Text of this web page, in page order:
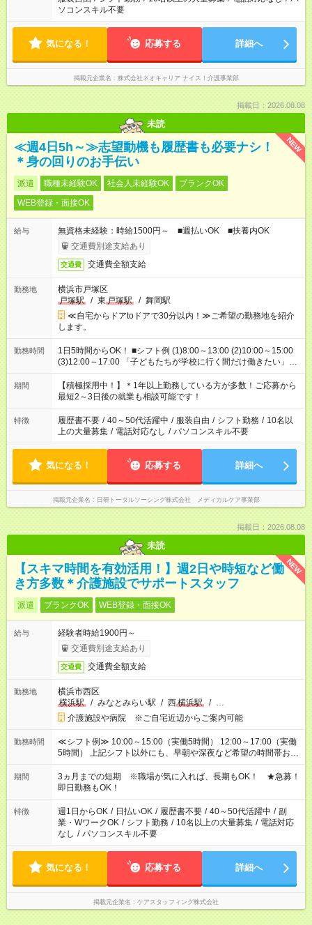
ソコンスキル不要
気になる！ 応募する 詳細へ
掲載元企業名 株式会社ネオキャリア ナイス！介護事業部
掲載日：2026.08.08
未読
NEW
≪週4日5h～≫志望動機も履歴書も必要ナシ！
＊身の回りのお手伝い
派遣 職種未経験OK 社会人未経験OK
ブランクOK
WEB登録・面接OK
給与
無資格未経験：時給1500円～ ■週払いOK ■扶養内OK
交通費別途支給あり
交通費 交通費全額支給
勤務地
横浜市戸塚区
戸塚駅
/ 東 戸塚駅 / 舞岡駅
≪自宅からドアtoドアで30分以内！≫ご希望の勤務地を紹介
します。
勤務時間
1日5時間からOK！ ■シフト例 (1)8:00～13:00 (2)10:00～15:00
(3)12:00～17:00 「子どもたちが学校に行く間だけ働きたい」
「余裕を持って夕飯の準備がしたい」 「午前中は働いて、午後
はプライベートの時間にしたい」 など、ご希望を教えてくださ
いね。 ※Wワーク希望の方へ 今ご覧のお仕事で希望する勤務時
間と、もう1つのお仕事の勤務時間。 合計で週40時間を超える
場合は応募できません。
期間
【積極採用中！】＊1年以上勤務している方が多数！ご応募から
最短2～3日後の就業も相談可能です！
特徴 履歴書不要 / 40～50代活躍中 / 服装自由 / シフト勤務 / 10名以
上の大量募集 / 電話対応なし / パソコンスキル不要
気になる！ 応募する 詳細へ
掲載元企業名 日研トータルソーシング株式会社 メディカルケア事業部
掲載日：2026.08.08
未読
NEW
【スキマ時間を有効活用！】週2日や時短など働
き方多数＊介護施設でサポートスタッフ
派遣 ブランクOK WEB登録・面接OK
給与
経験者時給1900円～
交通費別途支給あり
交通費 交通費全額支給
勤務地
横浜市西区
横浜駅
/ みなとみらい駅 / 西横浜駅 / …
介護施設や病院 ※ご自宅近辺からご案内可能
勤務時間
≪シフト例≫ 10:00～15:00（実働5時間） 12:00～17:00（実働
5時間） 上記シフト以外にも、早朝や深夜など希望の時間帯お聞
かせください！ 事前に担当からヒアリングもしますので、ご安
心ください！
期間
3ヵ月までの短期 ※職場が気に入れば、長期もOK！ ★急募！
即日勤務もOK！
特徴 週1日からOK / 日払いOK / 履歴書不要 / 40～50代活躍中 / 副
業・WワークOK / シフト勤務 / 10名以上の大量募集 / 電話対応
なし / パソコンスキル不要
気になる！ 応募する 詳細へ
掲載元企業名 ケアスタッフィング株式会社